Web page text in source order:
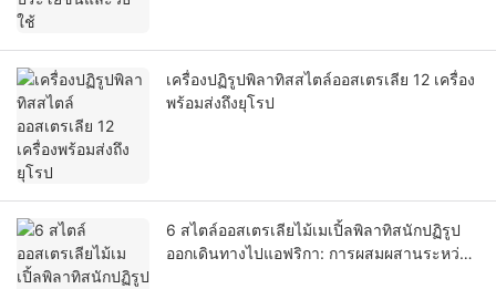
เครื่องปฏิรูปพิลาทิสสไตล์ออสเตรเลีย 12 เครื่อง
พร้อมส่งถึงยุโรป
6 สไตล์ออสเตรเลียไม้เมเปิ้ลพิลาทิสนักปฏิรูป
ออกเดินทางไปแอฟริกา: การผสมผสานระหว่าง